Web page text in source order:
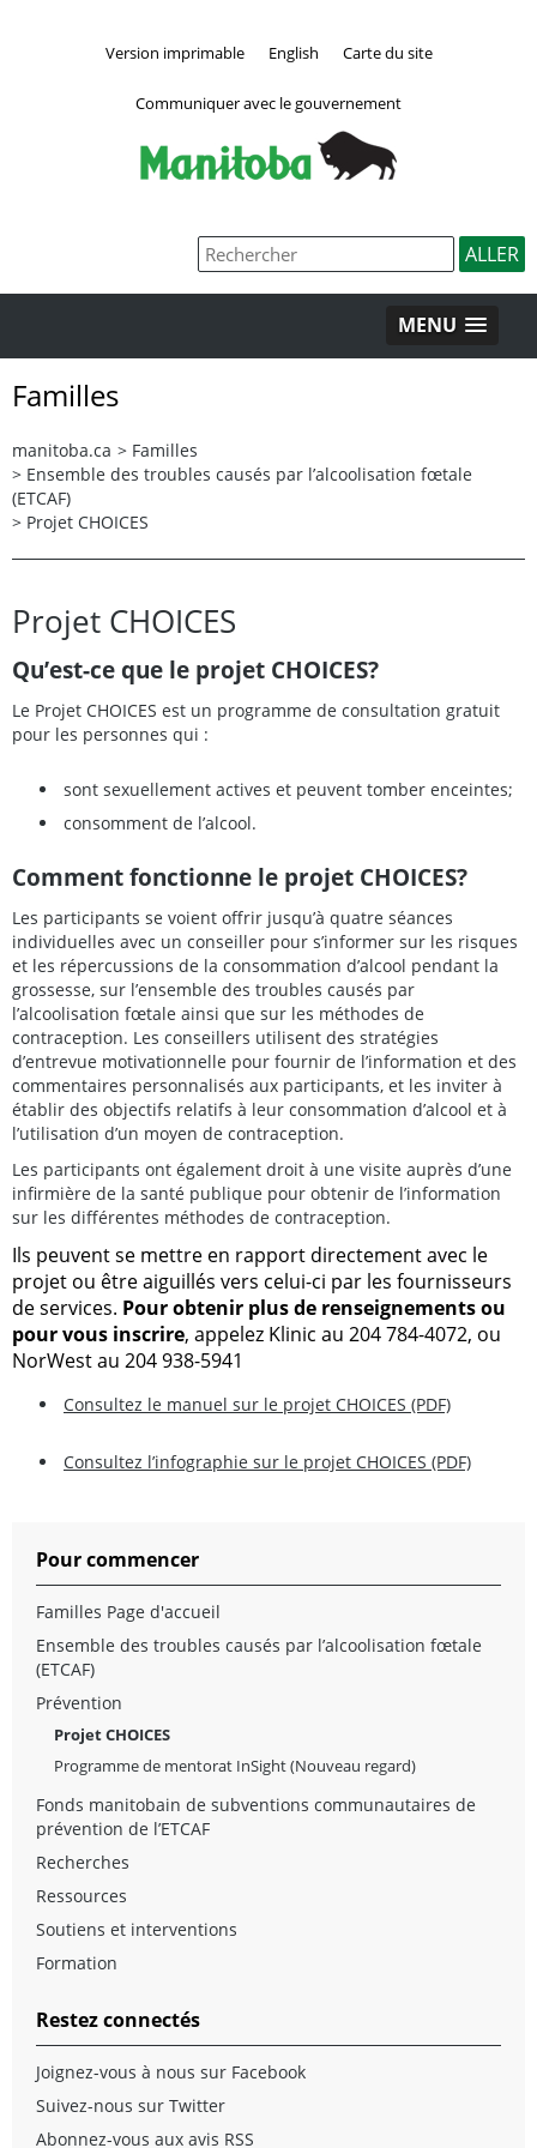
Version imprimable English Carte du site
Communiquer avec le gouvernement
MENU
Familles
manitoba.ca > Familles
> Ensemble des troubles causés par l’alcoolisation fœtale
(ETCAF)
> Projet CHOICES
Projet CHOICES
Qu’est-ce que le projet CHOICES?
Le Projet CHOICES est un programme de consultation gratuit
pour les personnes qui :
sont sexuellement actives et peuvent tomber enceintes;
consomment de l’alcool.
Comment fonctionne le projet CHOICES?
Les participants se voient offrir jusqu’à quatre séances
individuelles avec un conseiller pour s’informer sur les risques
et les répercussions de la consommation d’alcool pendant la
grossesse, sur l’ensemble des troubles causés par
l’alcoolisation fœtale ainsi que sur les méthodes de
contraception. Les conseillers utilisent des stratégies
d’entrevue motivationnelle pour fournir de l’information et des
commentaires personnalisés aux participants, et les inviter à
établir des objectifs relatifs à leur consommation d’alcool et à
l’utilisation d’un moyen de contraception.
Les participants ont également droit à une visite auprès d’une
infirmière de la santé publique pour obtenir de l’information
sur les différentes méthodes de contraception.
Ils peuvent se mettre en rapport directement avec le
projet ou être aiguillés vers celui-ci par les fournisseurs
de services. Pour obtenir plus de renseignements ou
pour vous inscrire, appelez Klinic au 204 784-4072, ou
NorWest au 204 938-5941
Consultez le manuel sur le projet CHOICES (PDF)
Consultez l’infographie sur le projet CHOICES (PDF)
Pour commencer
Familles Page d'accueil
Ensemble des troubles causés par l’alcoolisation fœtale
(ETCAF)
Prévention
Projet CHOICES
Programme de mentorat InSight (Nouveau regard)
Fonds manitobain de subventions communautaires de
prévention de l’ETCAF
Recherches
Ressources
Soutiens et interventions
Formation
Restez connectés
Joignez-vous à nous sur Facebook
Suivez-nous sur Twitter
Abonnez-vous aux avis RSS